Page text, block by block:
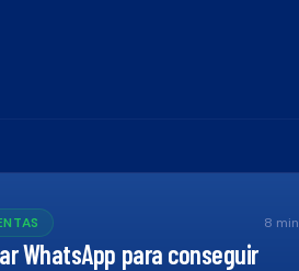
8 min
WhatsApp para conseguir